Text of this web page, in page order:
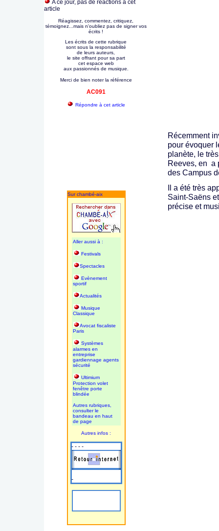
A ce jour, pas de réactions à cet
article
Réagissez, commentez, critiquez,
témoignez...mais n'oubliez pas de signer vos
écrits !
Les écrits de cette rubrique
sont sous la responsabilité
de leurs auteurs,
le site offrant pour sa part
cet espace web
aux passionnés de musique.
Merci de bien noter la référence
AC091
Répondre à cet article
Sur chambé-aix
Aller aussi à :
Festivals
Spectacles
Evènement
sportif
Actualités
Musique
Classique
Avocat fiscaliste
Paris
Systèmes
alarmes en
entreprise
gardiennage agents
sécurité
Ultimium
Protection volet
fenêtre porte
blindée
Autres rubriques,
consulter le
bandeau en haut
de page
Autres infos :
- - - -
-
Récemment
pour évoquer
planète, le
Reeves, en a
des Campus
Il a été très
Saint-Saëns
précise et